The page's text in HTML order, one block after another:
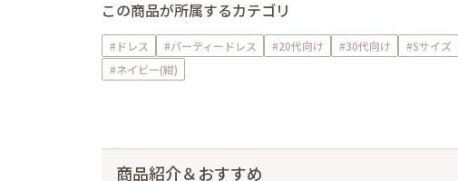
この商品が所属するカテゴリ
#ドレス #パーティードレス #20代向け #30代向け #Sサイズ
#ネイビー(紺)
商品紹介＆おすすめ